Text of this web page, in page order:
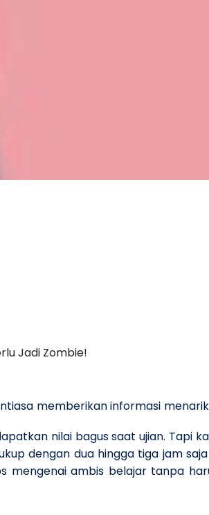
Jadi Zombie!
memberikan informasi
nilai bagus saat ujian. Tapi
dengan dua hingga tiga jam
mengenai ambis belajar tanpa